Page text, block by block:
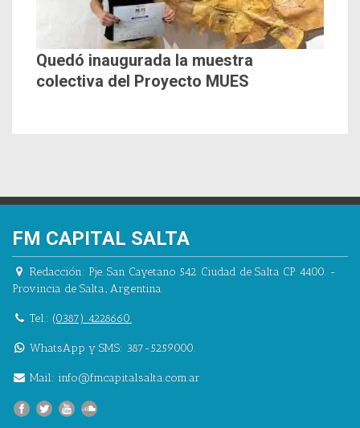
Quedó inaugurada la muestra
colectiva del Proyecto MUES
FM CAPITAL SALTA
Redacción: Pje. San Cayetano 542. Ciudad de Salta CP 4400. -
Provincia de Salta., Argentina.
Tel.: (0387) 4228660.
WhatsApp y SMS: 387-5259000.
Mail: info@fmcapitalsalta.com.ar